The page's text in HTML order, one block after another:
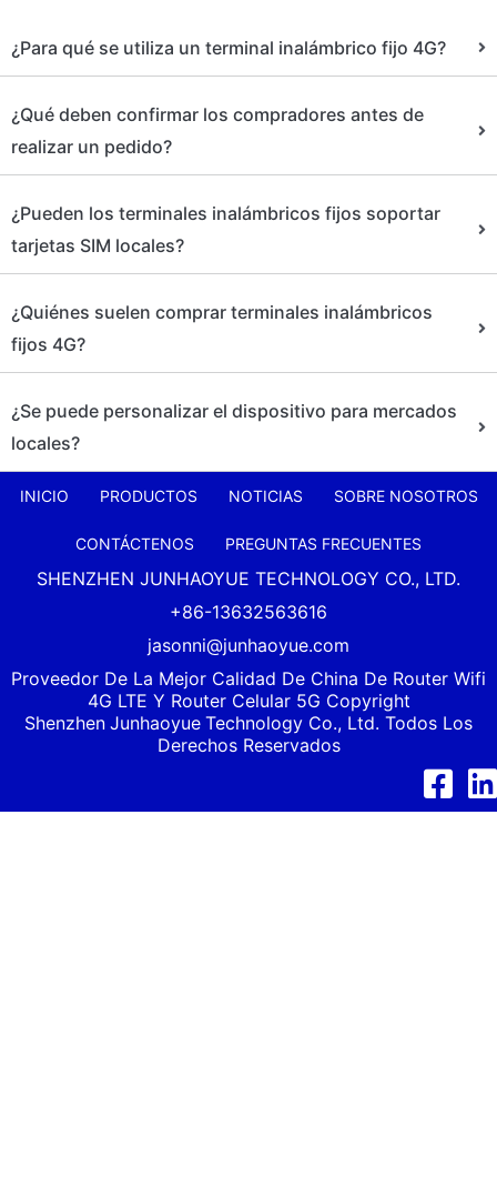
¿Para qué se utiliza un terminal inalámbrico fijo 4G?
¿Qué deben confirmar los compradores antes de
realizar un pedido?
¿Pueden los terminales inalámbricos fijos soportar
tarjetas SIM locales?
¿Quiénes suelen comprar terminales inalámbricos
fijos 4G?
¿Se puede personalizar el dispositivo para mercados
locales?
INICIO PRODUCTOS NOTICIAS SOBRE NOSOTROS
CONTÁCTENOS PREGUNTAS FRECUENTES
SHENZHEN JUNHAOYUE TECHNOLOGY CO., LTD.
+86-13632563616
jasonni@junhaoyue.com
Proveedor De La Mejor Calidad De China De Router Wifi
4G LTE Y Router Celular 5G Copyright
Shenzhen Junhaoyue Technology Co., Ltd. Todos Los
Derechos Reservados
Facebook